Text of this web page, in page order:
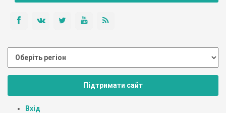
Підтримати сайт
Вхід